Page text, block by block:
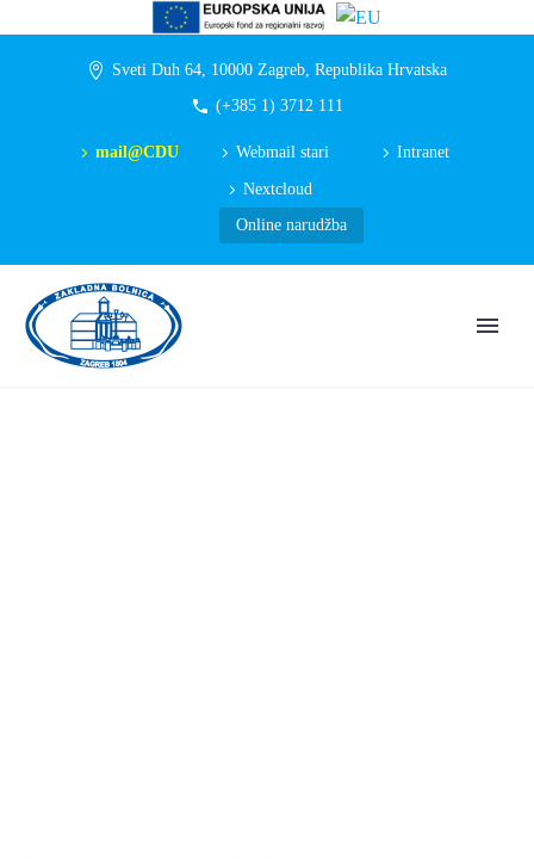
Sveti Duh 64, 10000 Zagreb, Republika Hrvatska
(+385 1) 3712 111
mail@CDU Webmail stari Intranet
Nextcloud
Online narudžba